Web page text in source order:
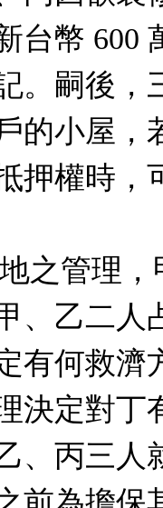
台幣 600
。嗣後，
的小屋，
押權時，
地之管理
、乙二人
有何救濟
決定對丁
、丙三